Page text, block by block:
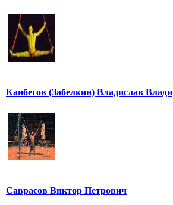
Канбегов (Забелкин) Владислав Влади
Саврасов Виктор Петрович